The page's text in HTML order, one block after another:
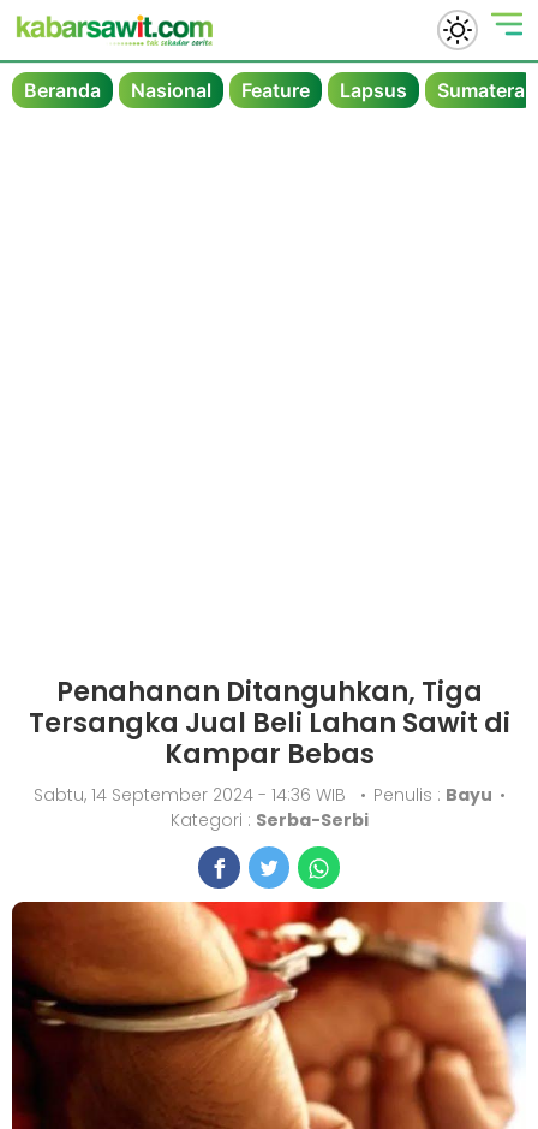
Beranda Nasional Feature Lapsus Sumatera
Penahanan Ditanguhkan, Tiga
Tersangka Jual Beli Lahan Sawit di
Kampar Bebas
Sabtu, 14 September 2024 - 14:36 WIB • Penulis : Bayu •
Kategori : Serba-Serbi